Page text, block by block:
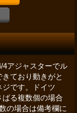
4アジャスターでル
ており動きがと
です。ドイツ
る複数個の場合
の場合は備考欄に